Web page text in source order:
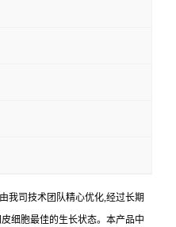
由我司技术团队精心优化,经过长期
细胞最佳的生长状态。本产品中